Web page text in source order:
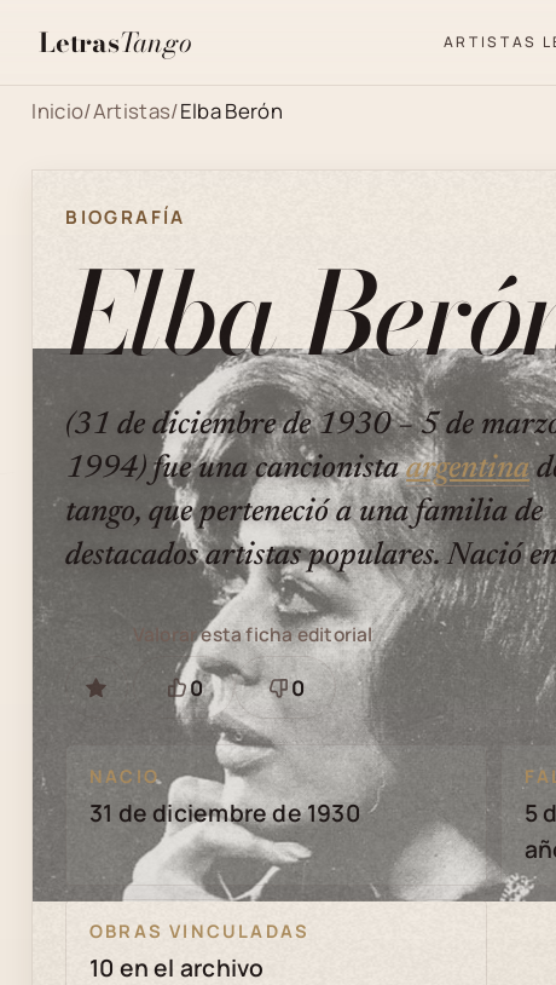
LetrasTango ARTISTAS
Inicio/Artistas/Elba Berón
BIOGRAFÍA
Elba
(31 de diciembre de 1930 − 5 de
1994) fue una cancionistaargentina
tango, que perteneció a una familia de
destacados artistas populares. Nació
GUARDAR
Valorar esta ficha editorial
Está
bien
0
Necesita
revisión
0
NACIO
31 de diciembre de 1930
5
OBRAS VINCULADAS
10 en el archivo